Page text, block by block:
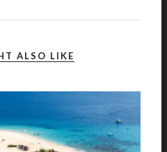
ALSO LIKE